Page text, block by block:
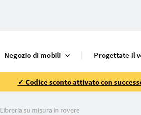
Negozio di mobili Progettate il
✓ Codice sconto attivato con
Libreria su misura in rovere